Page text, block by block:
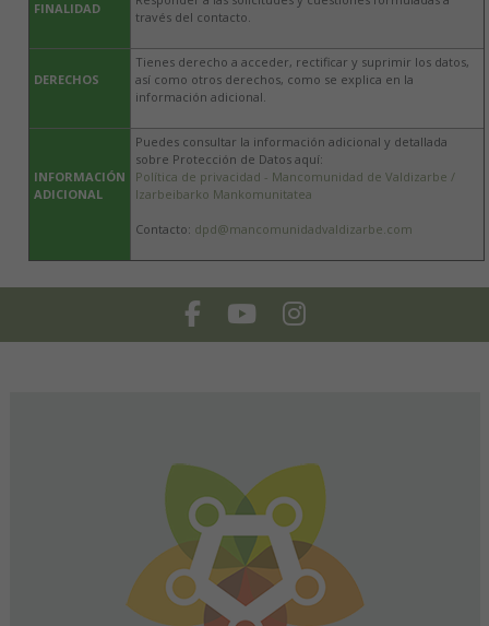
FINALIDAD
través del contacto.
DERECHOS
Tienes derecho a acceder, rectificar y suprimir los datos,
así como otros derechos, como se explica en la
información adicional.
INFORMACIÓN
ADICIONAL
Puedes consultar la información adicional y detallada
sobre Protección de Datos aquí:
Política de privacidad - Mancomunidad de Valdizarbe /
Izarbeibarko Mankomunitatea
Contacto: dpd@mancomunidadvaldizarbe.com
FacebookYoutubeInstagram